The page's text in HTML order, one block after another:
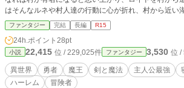
はそんなルネや村人達の行動に心が折れ、村から近い
者の仲間である３人の女性がロイドの所へとやって来
緒に旅に出ないか」と持ち掛けられた。 これは、勇者に幼馴染で婚約者を寝
取られた少年が、勇者の仲間から誘われ、時に人助け
る。そんなお話である
ファンタジー 完結 長編 R15
24h.ポイント 28pt
小説 22,415 位 / 229,025件 ファンタジー 3,530 位 /
異世界 勇者 魔王 剣と魔法 主人公最強
ハーレム
冒険者